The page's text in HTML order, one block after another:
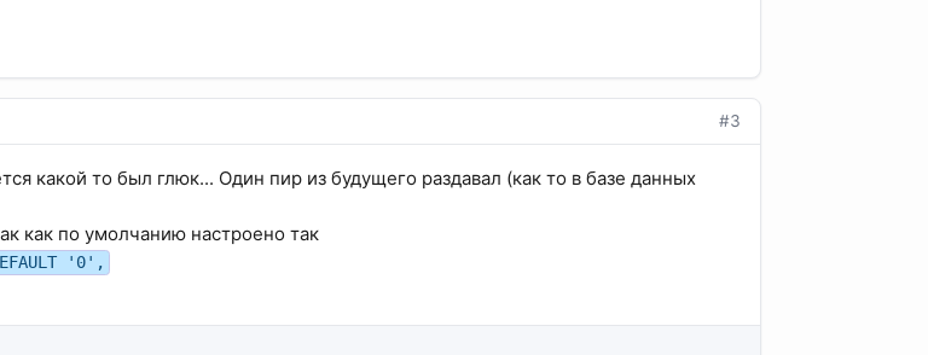
#3
какой то был глюк... Один пир из будущего раздавал (как то в базе данных
как по умолчанию настроено так
'0',